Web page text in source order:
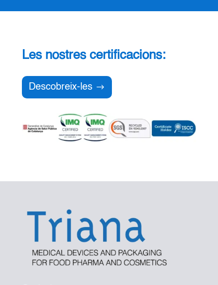
Les nostres certificacions:
Descobreix-les